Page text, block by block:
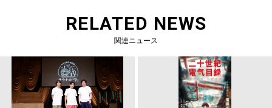
RELATED NEWS
関連ニュース